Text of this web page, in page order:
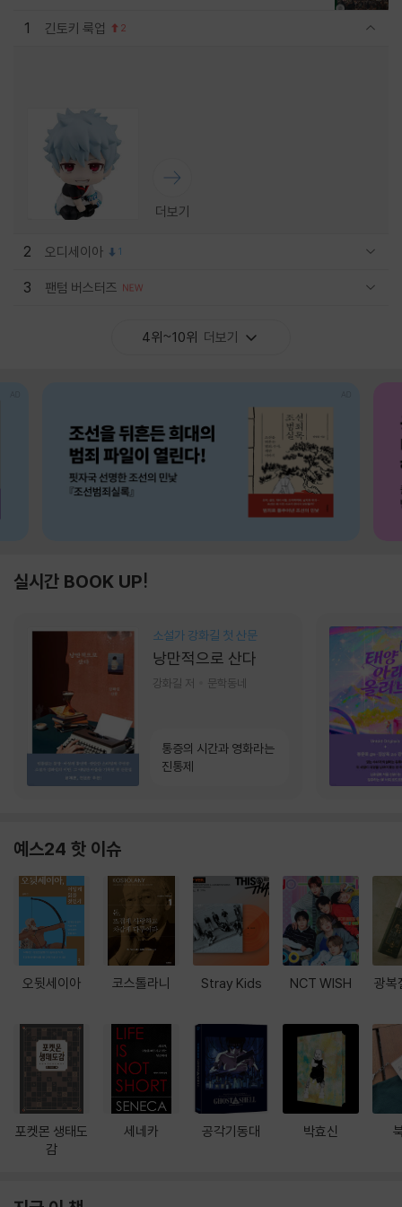
1 긴토키 룩업 2
더보기
2 오디세이아 1
3 팬텀 버스터즈
4위~10위 더보기
실시간 BOOK UP!
소설가 강화길 첫 산문
낭만적으로 산다
강화길 저 문학동네
통증의 시간과 영화라는
진통제
예스24 핫 이슈
오뒷세이아
포켓몬 생태도
감
코스톨라니
세네카
Stray Kids
공각기동대
NCT WISH
박효신
광복